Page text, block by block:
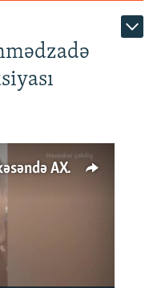
'Məni təpiklədilər ki...' - Daşkəsəndə AXCP fəalının yaxınları onun həbsinə etiraz edirlər
available